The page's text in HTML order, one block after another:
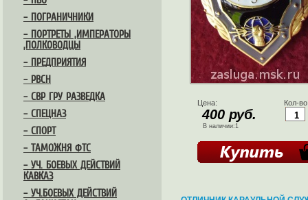
– ПОГРАНИЧНИКИ
– ПОРТРЕТЫ ,ИМПЕРАТОРЫ
,ПОЛКОВОДЦЫ
– ПРЕДПРИЯТИЯ
– РВСН
– СВР ГРУ РАЗВЕДКА
– СПЕЦНАЗ
– СПОРТ
– ТАМОЖНЯ ФТС
– УЧ. БОЕВЫХ ДЕЙСТВИЙ
КАВКАЗ
– УЧ.БОЕВЫХ ДЕЙСТВИЙ
Цена:
400 руб.
В наличии:1
Кол-